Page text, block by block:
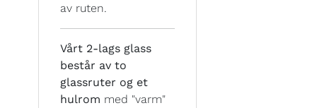
av ruten.
Vårt 2-lags glass
består av to
glassruter og et
hulrom med "varm"